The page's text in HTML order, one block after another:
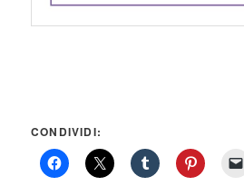
CONDIVIDI: